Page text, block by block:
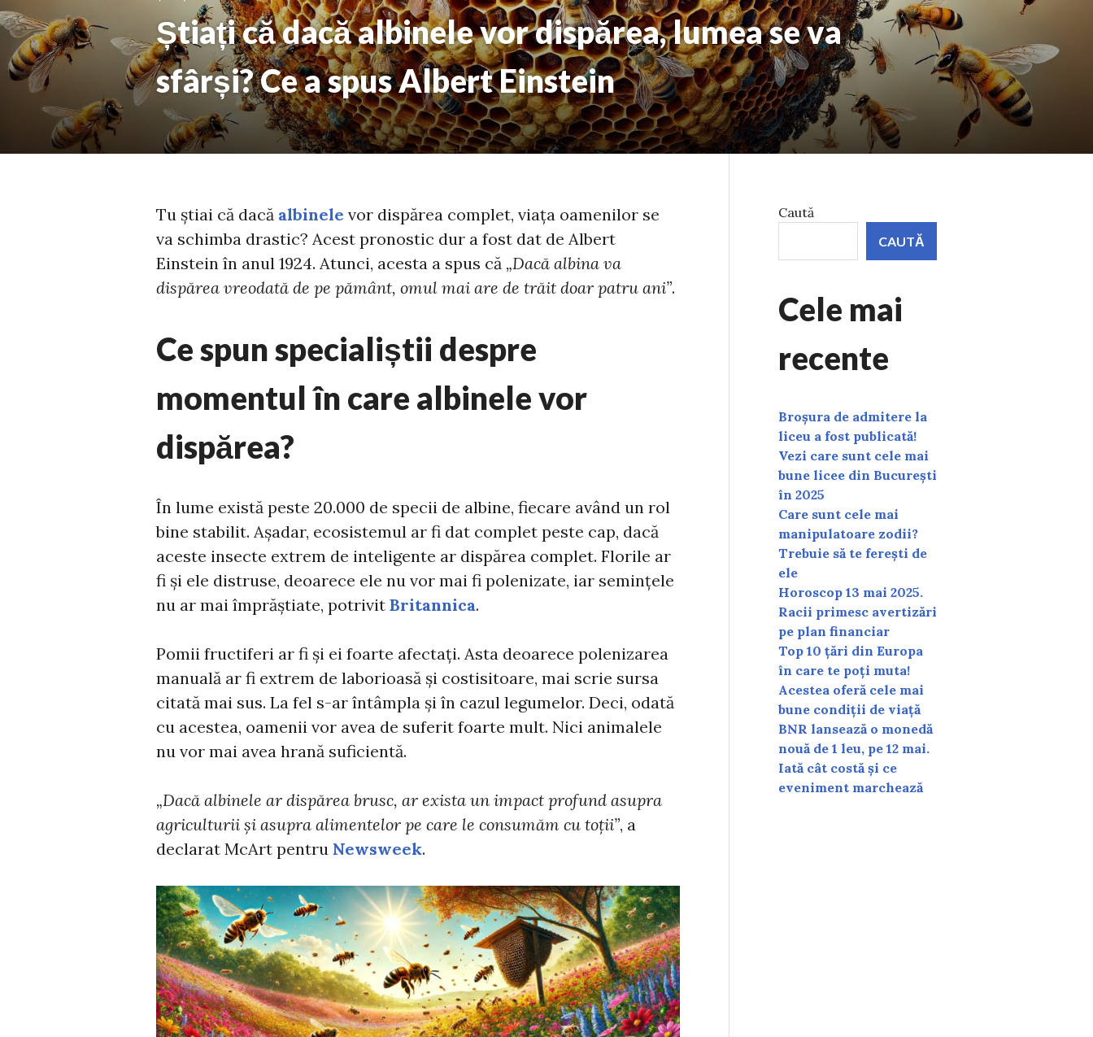
Știați că dacă albinele vor dispărea, lumea se va
sfârși? Ce a spus Albert Einstein
Tu știai că dacă albinele vor dispărea complet, viața oamenilor se
va schimba drastic? Acest pronostic dur a fost dat de Albert
Einstein în anul 1924. Atunci, acesta a spus că „Dacă albina va
dispărea vreodată de pe pământ, omul mai are de trăit doar patru ani”.
Ce spun specialiștii despre
momentul în care albinele vor
dispărea?
În lume există peste 20.000 de specii de albine, fiecare având un rol
bine stabilit. Așadar, ecosistemul ar fi dat complet peste cap, dacă
aceste insecte extrem de inteligente ar dispărea complet. Florile ar
fi și ele distruse, deoarece ele nu vor mai fi polenizate, iar semințele
nu ar mai împrăștiate, potrivit Britannica.
Pomii fructiferi ar fi și ei foarte afectați. Asta deoarece polenizarea
manuală ar fi extrem de laborioasă și costisitoare, mai scrie sursa
citată mai sus. La fel s-ar întâmpla și în cazul legumelor. Deci, odată
cu acestea, oamenii vor avea de suferit foarte mult. Nici animalele
nu vor mai avea hrană suficientă.
„Dacă albinele ar dispărea brusc, ar exista un impact profund asupra
agriculturii și asupra alimentelor pe care le consumăm cu toții”, a
declarat McArt pentru Newsweek.
Caută
CAUTĂ
Cele mai
recente
Broșura de admitere la
liceu a fost publicată!
Vezi care sunt cele mai
bune licee din București
în 2025
Care sunt cele mai
manipulatoare zodii?
Trebuie să te ferești de
ele
Horoscop 13 mai 2025.
Racii primesc avertizări
pe plan financiar
Top 10 țări din Europa
în care te poți muta!
Acestea oferă cele mai
bune condiții de viață
BNR lansează o monedă
nouă de 1 leu, pe 12 mai.
Iată cât costă și ce
eveniment marchează